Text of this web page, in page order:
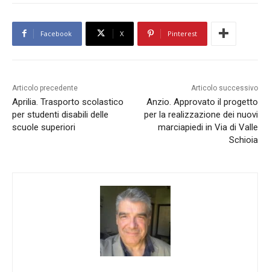
Facebook X Pinterest
Articolo precedente
Aprilia. Trasporto scolastico
per studenti disabili delle
scuole superiori
Articolo successivo
Anzio. Approvato il progetto
per la realizzazione dei nuovi
marciapiedi in Via di Valle
Schioia